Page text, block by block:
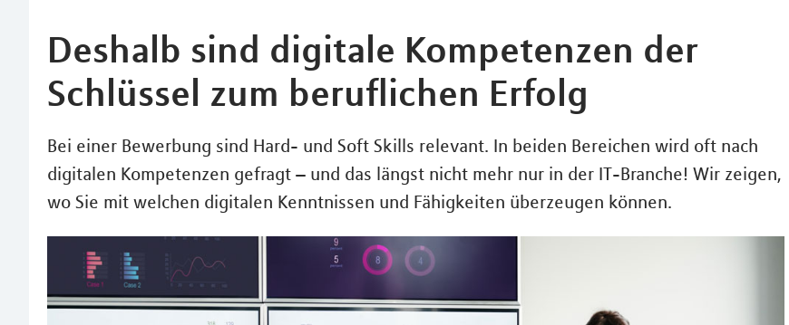
Deshalb sind digitale Kompetenzen der
Schlüssel zum beruflichen Erfolg
Bei einer Bewerbung sind Hard- und Soft Skills relevant. In beiden Bereichen wird oft nach
digitalen Kompetenzen gefragt – und das längst nicht mehr nur in der IT-Branche! Wir zeigen,
wo Sie mit welchen digitalen Kenntnissen und Fähigkeiten überzeugen können.